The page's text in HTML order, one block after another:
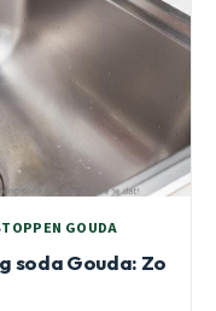
GOUDA
soda Gouda: Zo